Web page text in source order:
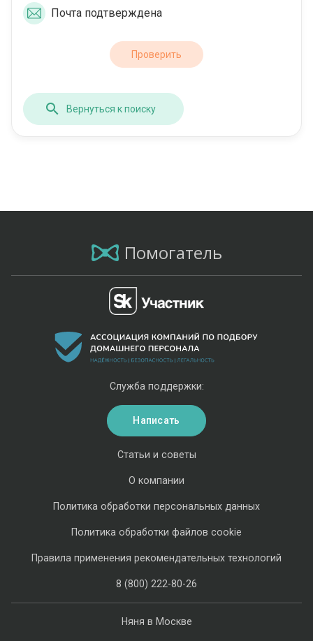
Почта подтверждена
Проверить
Вернуться к поиску
Помогатель
Няня в Москве
Статьи и советы
О компании
Политика обработки персональных данных
Политика обработки файлов cookie
Правила применения рекомендательных технологий
8 (800) 222-80-26
Служба поддержки:
Написать